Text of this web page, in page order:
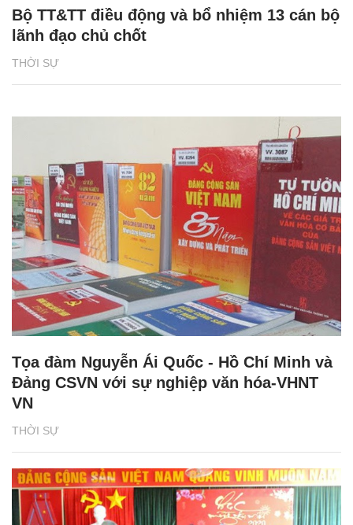
THỜI SỰ
Bộ TT&TT điều động và bổ nhiệm 13 cán bộ
lãnh đạo chủ chốt
THỜI SỰ
Tọa đàm Nguyễn Ái Quốc - Hồ Chí Minh và
Đảng CSVN với sự nghiệp văn hóa-VHNT
VN